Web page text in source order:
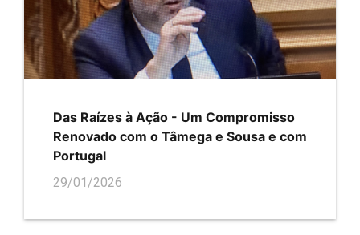
Das Raízes à Ação - Um Compromisso
Renovado com o Tâmega e Sousa e com
Portugal
29/01/2026